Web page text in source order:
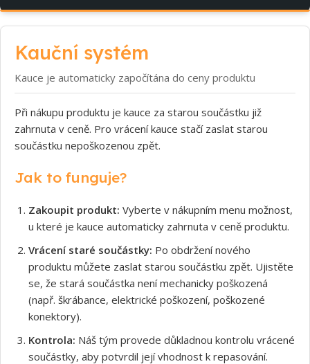
Kauční systém
Kauce je automaticky započítána do ceny produktu
Při nákupu produktu je kauce za starou součástku již
zahrnuta v ceně. Pro vrácení kauce stačí zaslat starou
součástku nepoškozenou zpět.
Jak to funguje?
Zakoupit produkt: Vyberte v nákupním menu možnost,
u které je kauce automaticky zahrnuta v ceně produktu.
Vrácení staré součástky: Po obdržení nového
produktu můžete zaslat starou součástku zpět. Ujistěte
se, že stará součástka není mechanicky poškozená
(např. škrábance, elektrické poškození, poškozené
konektory).
Kontrola: Náš tým provede důkladnou kontrolu vrácené
součástky, aby potvrdil její vhodnost k repasování.